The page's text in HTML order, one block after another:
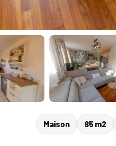
Maison 85 m2